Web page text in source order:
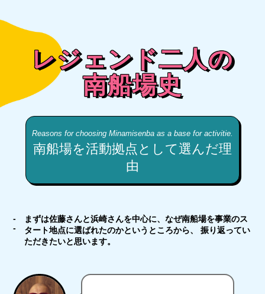
レジェンド二人の
南船場史
Reasons for choosing Minamisenba as a base for activitie.
南船場を活動拠点として選んだ理
由
まずは佐藤さんと浜崎さんを中心に、なぜ南船場を事業のス
タート地点に選ばれたのかというところから、 振り返ってい
ただきたいと思います。